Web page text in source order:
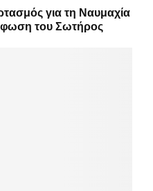
για τη Ναυμαχία
του Σωτήρος